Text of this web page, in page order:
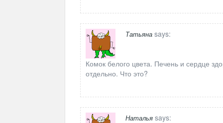
Татьяна says:
Комок белого цвета. Печень и сердце
отдельно. Что это?
Наталья says: